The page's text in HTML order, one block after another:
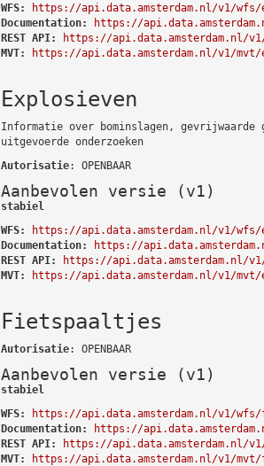
WFS:
https://api.data.amsterdam.nl/v1/wfs/
Documentation:
https://
REST API:
https://api.data.amsterdam.nl/v1/
MVT:
https://api.data.amsterdam.nl/v1/mvt/
Explosieven
Informatie over bominslagen, gevrijwaarde
uitgevoerde onderzoeken
Autorisatie: OPENBAAR
Aanbevolen versie (v1)
stabiel
WFS:
https://api.data.amsterdam.nl/v1/wfs/
Documentation:
https://
REST API:
https://api.data.amsterdam.nl/
MVT:
https://api.data.amsterdam.nl/v1/mvt/
Fietspaaltjes
Autorisatie: OPENBAAR
Aanbevolen versie (v1)
stabiel
WFS:
https://api.data.amsterdam.nl/v1/
Documentation:
https://
REST API:
https://api.data.amsterdam.nl/
MVT:
https://api.data.amsterdam.nl/v1/